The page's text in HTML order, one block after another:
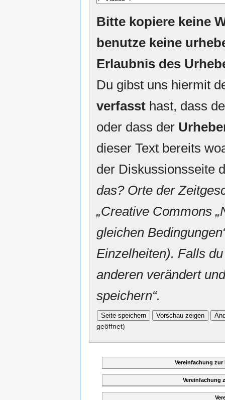
Bitte kopiere keine
benutze keine
Erlaubnis des
Du gibst uns hiermit
verfasst hast, dass
oder dass der
dieser Text bereits
der Diskussionsseite
das? Orte der
„Creative Commons
gleichen
Einzelheiten). Falls
anderen verändert
speichern“.
geöffnet)
Vereinfachung
Vereinfachung